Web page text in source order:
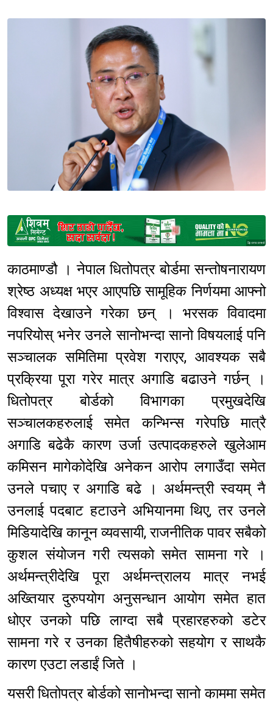
Sponsored
काठमाण्डौ । नेपाल धितोपत्र बोर्डमा सन्तोषनारायण
श्रेष्ठ अध्यक्ष भएर आएपछि सामूहिक निर्णयमा आफ्नो
विश्वास देखाउने गरेका छन् । भरसक विवादमा
नपरियोस् भनेर उनले सानोभन्दा सानो विषयलाई पनि
सञ्चालक समितिमा प्रवेश गराएर, आवश्यक सबै
प्रक्रिया पूरा गरेर मात्र अगाडि बढाउने गर्छन् ।
धितोपत्र बोर्डको विभागका प्रमुखदेखि
सञ्चालकहरुलाई समेत कन्भिन्स गरेपछि मात्रै
अगाडि बढेकै कारण उर्जा उत्पादकहरुले खुलेआम
कमिसन मागेकोदेखि अनेकन आरोप लगाउँदा समेत
उनले पचाए र अगाडि बढे । अर्थमन्त्री स्वयम् नै
उनलाई पदबाट हटाउने अभियानमा थिए, तर उनले
मिडियादेखि कानून व्यवसायी, राजनीतिक पावर सबैको
कुशल संयोजन गरी त्यसको समेत सामना गरे ।
अर्थमन्त्रीदेखि पूरा अर्थमन्त्रालय मात्र नभई
अख्तियार दुरुपयोग अनुसन्धान आयोग समेत हात
धोएर उनको पछि लाग्दा सबै प्रहारहरुको डटेर
सामना गरे र उनका हितैषीहरुको सहयोग र साथकै
कारण एउटा लडाईं जिते ।
यसरी धितोपत्र बोर्डको सानोभन्दा सानो काममा समेत